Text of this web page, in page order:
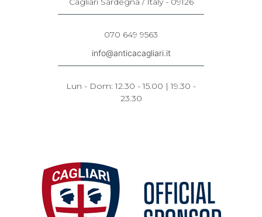
070 649 9563
info@anticacagliari.it
Lun - Dom: 12.30 - 15.00 | 19.30 -
23.30